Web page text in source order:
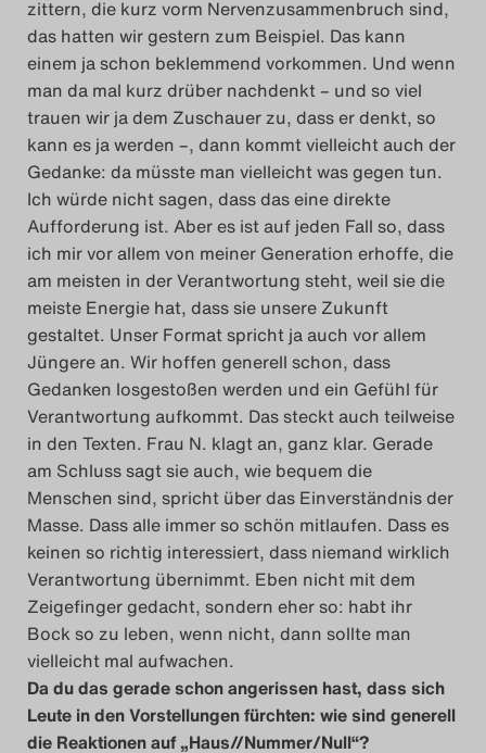
zittern, die kurz vorm Nervenzusammenbruch sind,
das hatten wir gestern zum Beispiel. Das kann
einem ja schon beklemmend vorkommen. Und wenn
man da mal kurz drüber nachdenkt – und so viel
trauen wir ja dem Zuschauer zu, dass er denkt, so
kann es ja werden –, dann kommt vielleicht auch der
Gedanke: da müsste man vielleicht was gegen tun.
Ich würde nicht sagen, dass das eine direkte
Aufforderung ist. Aber es ist auf jeden Fall so, dass
ich mir vor allem von meiner Generation erhoffe, die
am meisten in der Verantwortung steht, weil sie die
meiste Energie hat, dass sie unsere Zukunft
gestaltet. Unser Format spricht ja auch vor allem
Jüngere an. Wir hoffen generell schon, dass
Gedanken losgestoßen werden und ein Gefühl für
Verantwortung aufkommt. Das steckt auch teilweise
in den Texten. Frau N. klagt an, ganz klar. Gerade
am Schluss sagt sie auch, wie bequem die
Menschen sind, spricht über das Einverständnis der
Masse. Dass alle immer so schön mitlaufen. Dass es
keinen so richtig interessiert, dass niemand wirklich
Verantwortung übernimmt. Eben nicht mit dem
Zeigefinger gedacht, sondern eher so: habt ihr
Bock so zu leben, wenn nicht, dann sollte man
vielleicht mal aufwachen.
Da du das gerade schon angerissen hast, dass sich
Leute in den Vorstellungen fürchten: wie sind generell
die Reaktionen auf „Haus//Nummer/Null“?